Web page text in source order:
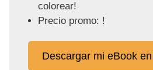
colorear!
Precio promo: !
Descargar mi eBook